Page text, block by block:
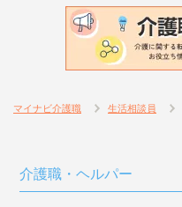
マイナビ介護職 生活相談員
介護職・ヘルパー